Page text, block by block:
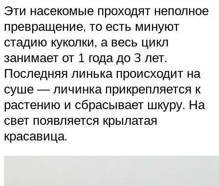
Эти насекомые проходят неполное
превращение, то есть минуют
стадию куколки, а весь цикл
занимает от 1 года до 3 лет.
Последняя линька происходит на
суше — личинка прикрепляется к
растению и сбрасывает шкуру. На
свет появляется крылатая
красавица.